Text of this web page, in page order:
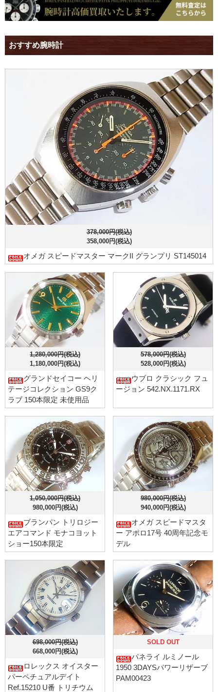
おすすめ腕時計
378,000円(税込)
358,000円(税込)
オメガ スピードマスター マークII グランプリ ST145014
1,280,000円(税込)
1,180,000円(税込)
グランドセイコー ヘリ
テージコレクション GS9ク
ラブ 150本限定 未使用品
578,000円(税込)
528,000円(税込)
ウブロ クラシック フュ
ージョン 542.NX.1171.RX
1,050,000円(税込)
980,000円(税込)
ブランパン トリロジー
エアコマンド モナコヨット
ショー150本限定
980,000円(税込)
940,000円(税込)
オメガ スピードマスタ
ー アポロ17号 40周年記念モ
デル
698,000円(税込)
668,000円(税込)
ロレックス オイスター
パーペチュアルデイト
Ref.15210 U番 トリチウム
SOLD OUT
パネライ ルミノール
1950 3DAYSパワーリザーブ
PAM00423